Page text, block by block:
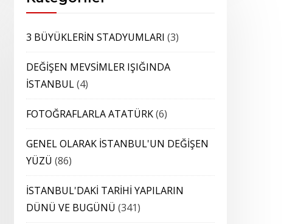
3 BÜYÜKLERİN STADYUMLARI (3)
DEĞİŞEN MEVSİMLER IŞIĞINDA
İSTANBUL(4)
FOTOĞRAFLARLA ATATÜRK(6)
GENEL OLARAK İSTANBUL'UN DEĞİŞEN
YÜZÜ (86)
İSTANBUL'DAKİ TARİHİ YAPILARIN
DÜNÜ VE BUGÜNÜ (341)